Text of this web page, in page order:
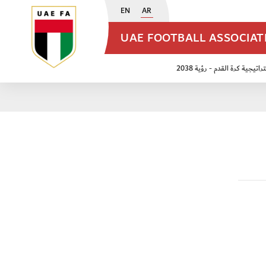
EN AR
UAE FOOTBALL
كرة القدم - رؤية 2038